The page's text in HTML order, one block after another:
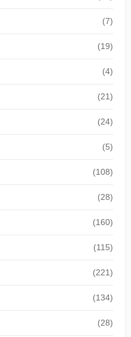
(7)
(19)
(4)
(21)
(24)
(5)
(108)
(28)
(160)
(115)
(221)
(134)
(28)